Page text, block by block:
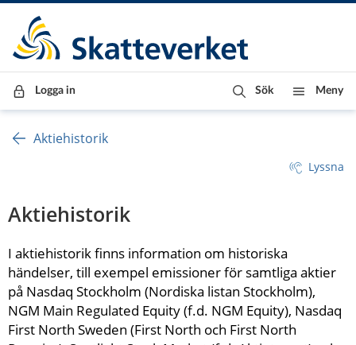
Till innehåll
Till navigationen
Till chattrobot
Logga in Sök Meny
Aktiehistorik
Lyssna
Aktiehistorik
I aktiehistorik finns information om historiska
händelser, till exempel emissioner för samtliga aktier
på Nasdaq Stockholm (Nordiska listan Stockholm),
NGM Main Regulated Equity (f.d. NGM Equity), Nasdaq
First North Sweden (First North och First North